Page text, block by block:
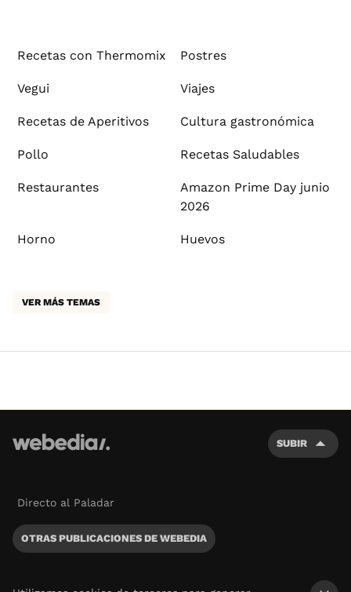
Recetas con Thermomix Postres
Vegui Viajes
Recetas de Aperitivos Cultura gastronómica
Pollo Recetas Saludables
Restaurantes
Amazon Prime Day junio
2026
Horno Huevos
VER MÁS TEMAS
SUBIR
Directo al Paladar
OTRAS PUBLICACIONES DE WEBEDIA